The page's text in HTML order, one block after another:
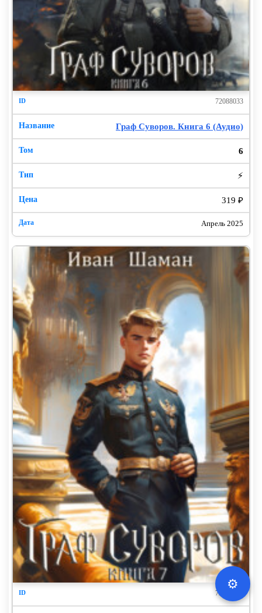
72088033
Граф Суворов. Книга 6 (Аудио)
6
⚡
319 ₽
Апрель 2025
72077032
⚙️